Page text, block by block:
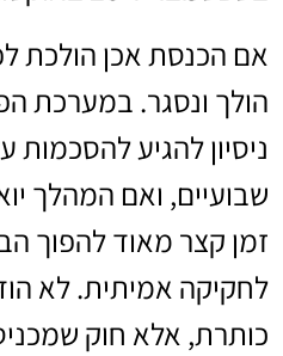
אם הכנסת אכן הולכת
הולך ונסגר. במערכת
ניסיון להגיע להסכמות
שבועיים, ואם המהלך
זמן קצר מאוד להפוך
לחקיקה אמיתית. לא
כותרת, אלא חוק